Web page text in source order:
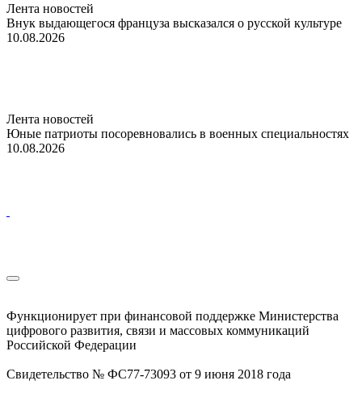
Лента новостей
Внук выдающегося француза высказался о русской культуре
10.08.2026
Лента новостей
Юные патриоты посоревновались в военных специальностях
10.08.2026
Функционирует при финансовой поддержке Министерства
цифрового развития, связи и массовых коммуникаций
Российской Федерации
Свидетельство № ФС77-73093 от 9 июня 2018 года